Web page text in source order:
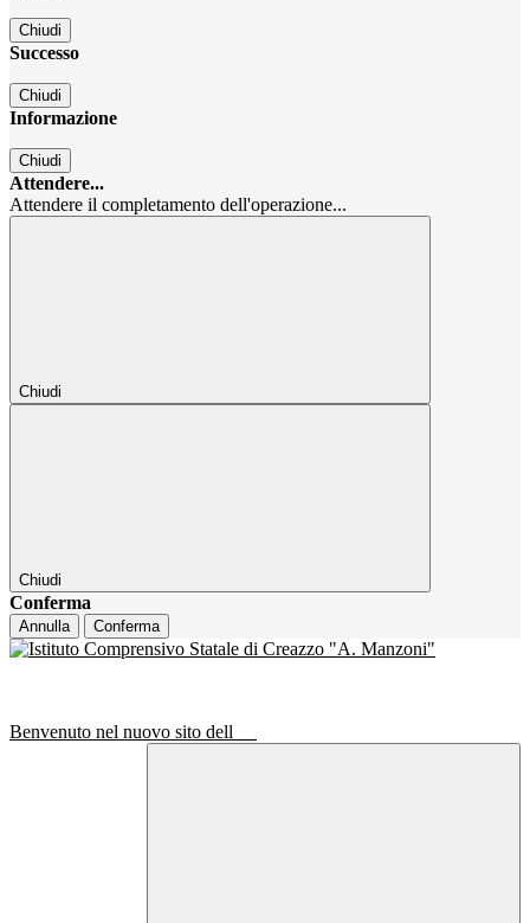
Chiudi
Successo
Chiudi
Informazione
Chiudi
Attendere...
Attendere il completamento dell'operazione...
Chiudi
Chiudi
Conferma
Annulla Conferma
Benvenuto nel nuovo sito dell